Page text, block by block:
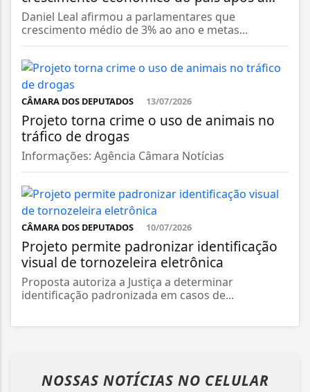
Daniel Leal afirmou a parlamentares que
crescimento médio de 3% ao ano e metas...
CÂMARA DOS DEPUTADOS 13/07/2026
Projeto torna crime o uso de animais no
tráfico de drogas
Informações: Agência Câmara Notícias
CÂMARA DOS DEPUTADOS 10/07/2026
Projeto permite padronizar identificação
visual de tornozeleira eletrônica
Proposta autoriza a Justiça a determinar
identificação padronizada em casos de...
NOSSAS NOTÍCIAS NO CELULAR